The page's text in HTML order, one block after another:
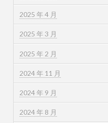
2025 年 4 月
2025 年 3 月
2025 年 2 月
2024 年 11 月
2024 年 9 月
2024 年 8 月